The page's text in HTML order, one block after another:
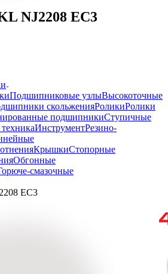
NJ2208 EC3
Подшипниковые узлыВысокоточные
скольженияРоликиРолики
подшипникиСтупичные
ИнструментРезино-
КрышкиСтопорные
Обгонные
смазочные
EC3